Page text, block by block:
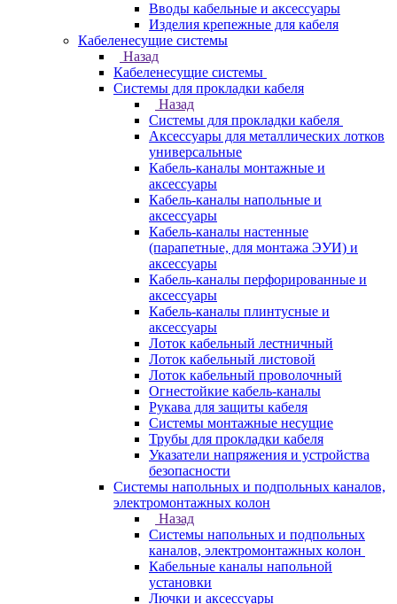
Вводы кабельные и аксессуары
Изделия крепежные для кабеля
Кабеленесущие системы
Назад
Кабеленесущие системы
Системы для прокладки кабеля
Назад
Системы для прокладки кабеля
Аксессуары для металлических лотков
универсальные
Кабель-каналы монтажные и
аксессуары
Кабель-каналы напольные и
аксессуары
Кабель-каналы настенные
(парапетные, для монтажа ЭУИ) и
аксессуары
Кабель-каналы перфорированные и
аксессуары
Кабель-каналы плинтусные и
аксессуары
Лоток кабельный лестничный
Лоток кабельный листовой
Лоток кабельный проволочный
Огнестойкие кабель-каналы
Рукава для защиты кабеля
Системы монтажные несущие
Трубы для прокладки кабеля
Указатели напряжения и устройства
безопасности
Системы напольных и подпольных каналов,
электромонтажных колон
Назад
Системы напольных и подпольных
каналов, электромонтажных колон
Кабельные каналы напольной
установки
Лючки и аксессуары